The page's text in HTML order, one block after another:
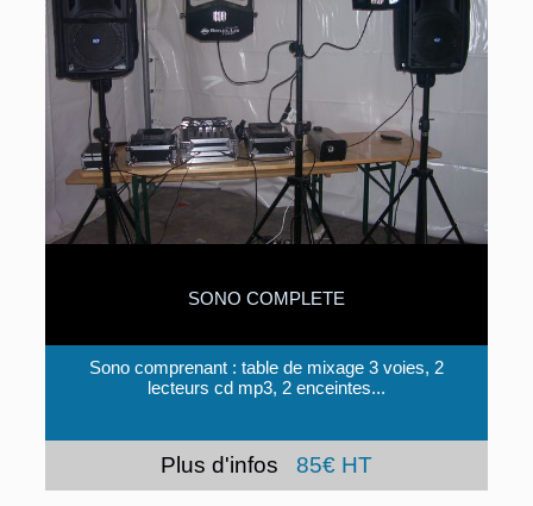
SONO COMPLETE
Sono comprenant : table de mixage 3 voies, 2
lecteurs cd mp3, 2 enceintes...
Plus d'infos 85€ HT